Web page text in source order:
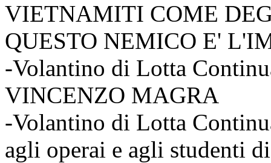
VIETNAMITI COME
QUESTO NEMICO E'
-Volantino di Lotta
VINCENZO MAGRA
-Volantino di Lotta
agli operai e agli studenti